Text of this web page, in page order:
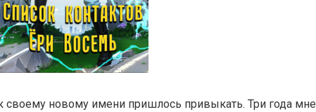
новому имени пришлось привыкать. Три года мне